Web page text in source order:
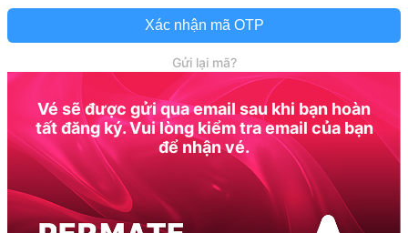
Xác nhận mã OTP
Gửi lại mã?
Vé sẽ được gửi qua email sau khi bạn hoàn
tất đăng ký. Vui lòng kiểm tra email của bạn
để nhận vé.